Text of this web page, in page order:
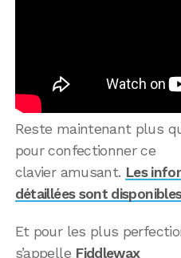
Reste maintenant plus
pour confectionner ce
clavier amusant. Les
détaillées sont
Et pour les plus
s’appelle Fiddlewax